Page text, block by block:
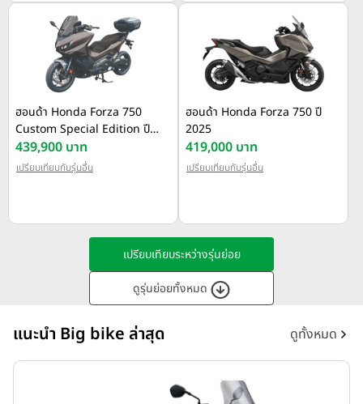
ฮอนด้า Honda Forza 750
Custom Special Edition ปี
2025
439,900 บาท
เปรียบเทียบกับรุ่นอื่น
ฮอนด้า Honda Forza 750 ปี
2025
419,000 บาท
เปรียบเทียบกับรุ่นอื่น
เปรียบเทียบระหว่างรุ่นย่อย
ดูรุ่นย่อยทั้งหมด
แนะนำ Big bike ล่าสุด ดูทั้งหมด